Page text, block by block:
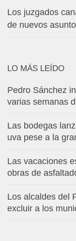
Los juzgados
de nuevos
LO MÁS LEÍDO
Pedro Sánchez
varias semanas
Las bodegas
uva pese a la
Las vacaciones
obras de
Los alcaldes del
excluir a los